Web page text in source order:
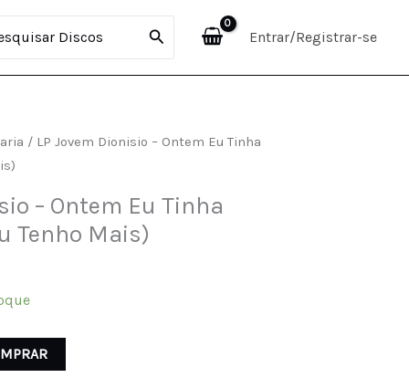
Entrar/Registrar-se
/ LP Jovem Dionisio – Ontem Eu Tinha
– Ontem Eu Tinha
Tenho Mais)
-
Ontem
Eu
(Hoje
Mais)
quantidade